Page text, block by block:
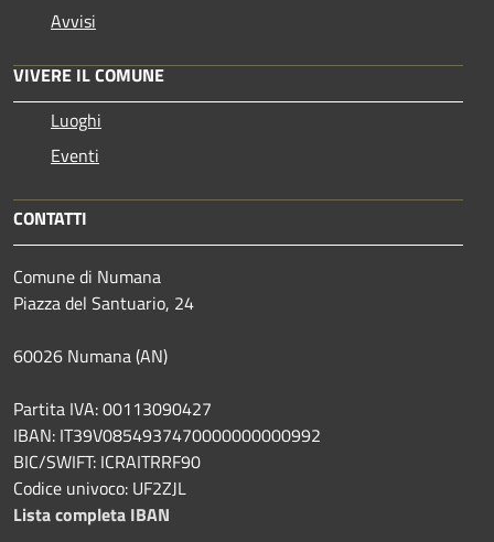
Avvisi
VIVERE IL COMUNE
Luoghi
Eventi
CONTATTI
Comune di Numana
Piazza del Santuario, 24
60026 Numana (AN)
Partita IVA: 00113090427
IBAN: IT39V0854937470000000000992
BIC/SWIFT: ICRAITRRF90
Codice univoco: UF2ZJL
Lista completa IBAN